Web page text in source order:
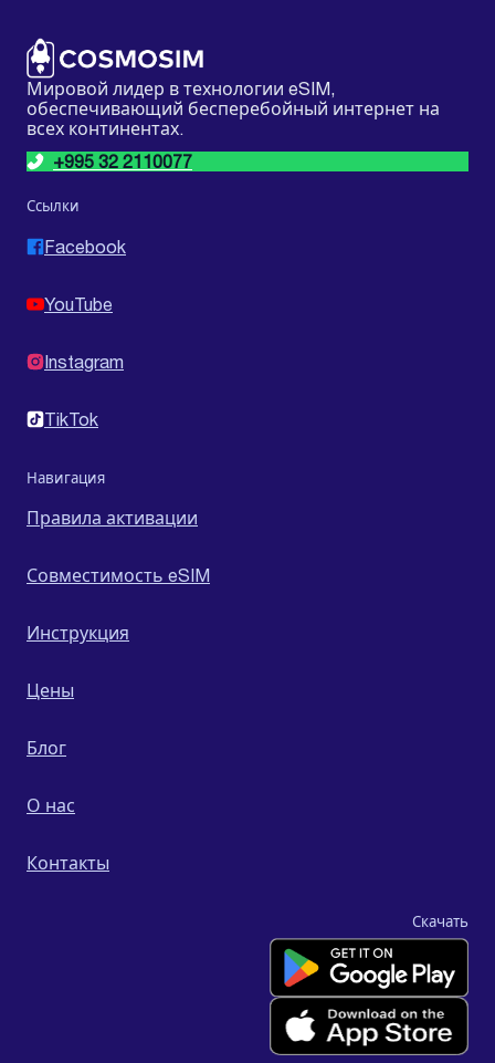
Мировой лидер в технологии eSIM,
обеспечивающий бесперебойный интернет на
всех континентах.
+995 32 2110077
Ссылки
Facebook
YouTube
Instagram
TikTok
Навигация
Правила активации
Совместимость eSIM
Инструкция
Цены
Блог
О нас
Контакты
Скачать